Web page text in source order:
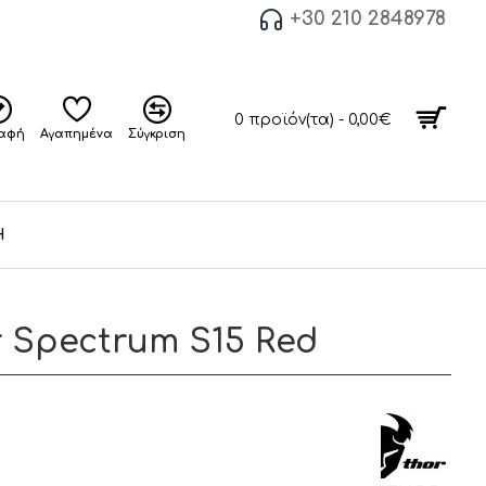
+30 210 2848978
Αγαπημένα Σύγκριση
0 προϊόν(τα) - 0,00€
Spectrum S15 Red